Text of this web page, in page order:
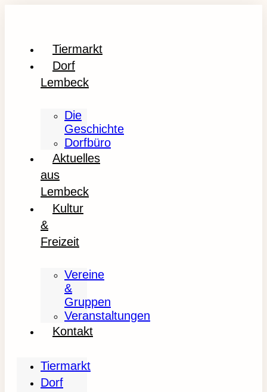
Tiermarkt
Dorf
Lembeck
Die
Geschichte
Dorfbüro
Aktuelles
aus
Lembeck
Kultur
&
Freizeit
Vereine
&
Gruppen
Veranstaltungen
Kontakt
Tiermarkt
Dorf